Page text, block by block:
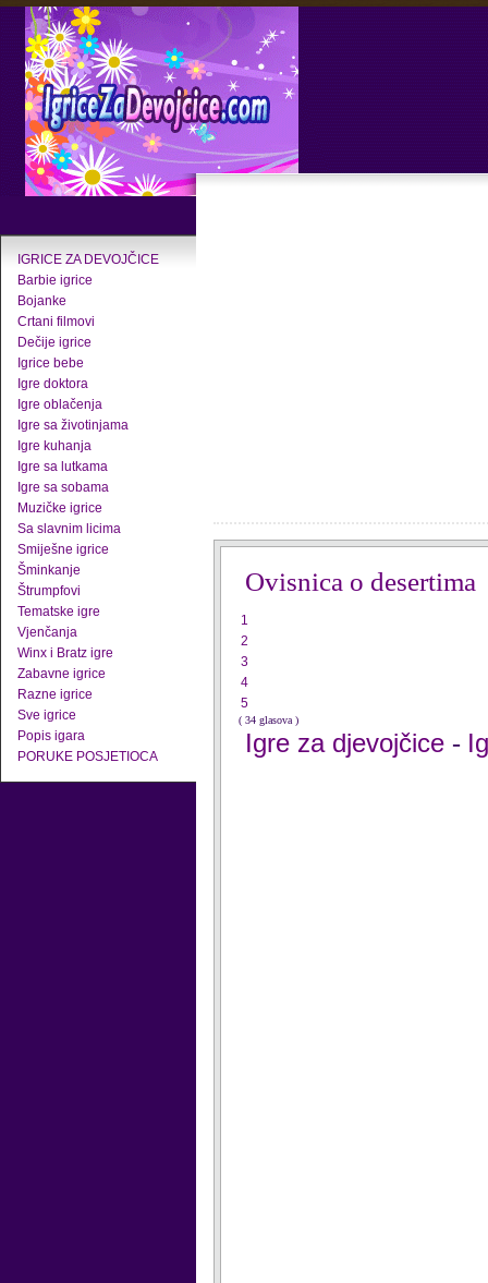
IGRICE ZA DEVOJČICE
Barbie igrice
Bojanke
Crtani filmovi
Dečije igrice
Igrice bebe
Igre doktora
Igre oblačenja
Igre sa životinjama
Igre kuhanja
Igre sa lutkama
Igre sa sobama
Muzičke igrice
Sa slavnim licima
Smiješne igrice
Šminkanje
Štrumpfovi
Tematske igre
Vjenčanja
Winx i Bratz igre
Zabavne igrice
Razne igrice
Sve igrice
Popis igara
PORUKE POSJETIOCA
Ovisnica o desertima
1
2
3
4
5
( 34 glasova )
Igre za djevojčice -